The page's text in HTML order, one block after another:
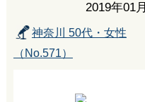
2019年01月
神奈川 50代・女性
（No.571）